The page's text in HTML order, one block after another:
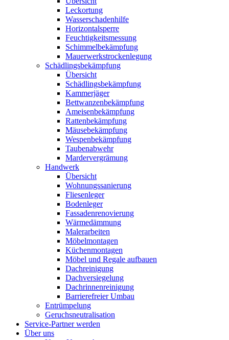
Leckortung
Wasserschadenhilfe
Horizontalsperre
Feuchtigkeitsmessung
Schimmelbekämpfung
Mauerwerkstrockenlegung
Schädlingsbekämpfung
Übersicht
Schädlingsbekämpfung
Kammerjäger
Bettwanzenbekämpfung
Ameisenbekämpfung
Rattenbekämpfung
Mäusebekämpfung
Wespenbekämpfung
Taubenabwehr
Mardervergrämung
Handwerk
Übersicht
Wohnungssanierung
Fliesenleger
Bodenleger
Fassadenrenovierung
Wärmedämmung
Malerarbeiten
Möbelmontagen
Küchenmontagen
Möbel und Regale aufbauen
Dachreinigung
Dachversiegelung
Dachrinnenreinigung
Barrierefreier Umbau
Entrümpelung
Geruchsneutralisation
Service-Partner werden
Über uns